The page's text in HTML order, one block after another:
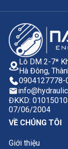
Lô DM 2-7*
Hà Đông,
0904127778-
ĐKKD:
07/06/2004
VỀ CHÚNG TÔI
Giới thiệu